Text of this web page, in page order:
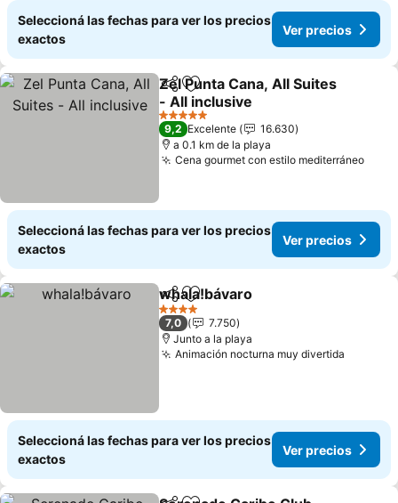
Seleccioná las fechas para ver los precios
exactos
Ver precios
CompartirAñadir a favoritos
Zel Punta Cana, All Suites
- All inclusive
Ver precios
5 Estrellas
9,2 Excelente
16.630
a 0.1 km de la playa
Cena gourmet con estilo mediterráneoVer
Seleccioná las fechas para ver los precios
exactos
Ver precios
CompartirAñadir a favoritos
whala!bávaro
4 Estrellas
7,0
7.750
Junto a la playa
Animación nocturna muy divertida
Seleccioná las fechas para ver los precios
exactos
Ver precios